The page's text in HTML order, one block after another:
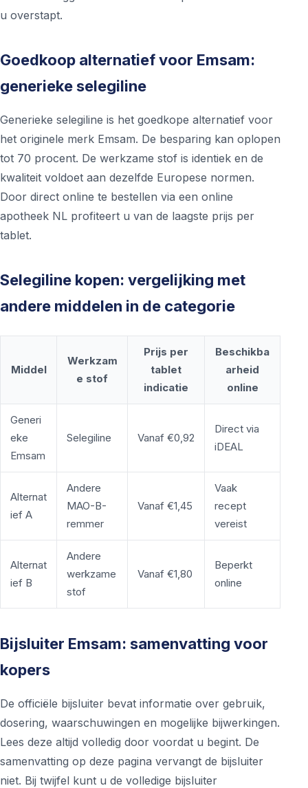
u overstapt.
Goedkoop alternatief voor Emsam:
generieke selegiline
Generieke selegiline is het goedkope alternatief voor
het originele merk Emsam. De besparing kan oplopen
tot 70 procent. De werkzame stof is identiek en de
kwaliteit voldoet aan dezelfde Europese normen.
Door direct online te bestellen via een online
apotheek NL profiteert u van de laagste prijs per
tablet.
Selegiline kopen: vergelijking met
andere middelen in de categorie
Middel
Werkzam
e stof
Prijs per
tablet
indicatie
Beschikba
arheid
online
Generi
eke
Emsam
Selegiline Vanaf €0,92
Direct via
iDEAL
Alternat
ief A
Andere
MAO-B-
remmer
Vanaf €1,45
Vaak
recept
vereist
Alternat
ief B
Andere
werkzame
stof
Vanaf €1,80
Beperkt
online
Bijsluiter Emsam: samenvatting voor
kopers
De officiële bijsluiter bevat informatie over gebruik,
dosering, waarschuwingen en mogelijke bijwerkingen.
Lees deze altijd volledig door voordat u begint. De
samenvatting op deze pagina vervangt de bijsluiter
niet. Bij twijfel kunt u de volledige bijsluiter